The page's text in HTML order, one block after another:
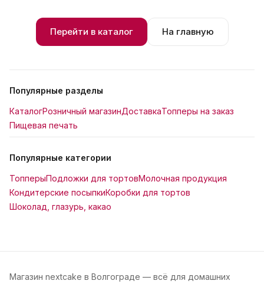
Перейти в каталог На главную
Популярные разделы
КаталогРозничный магазинДоставкаТопперы на заказ
Пищевая печать
Популярные категории
ТопперыПодложки для тортовМолочная продукция
Кондитерские посыпкиКоробки для тортов
Шоколад, глазурь, какао
Магазин nextcake в Волгограде — всё для домашних